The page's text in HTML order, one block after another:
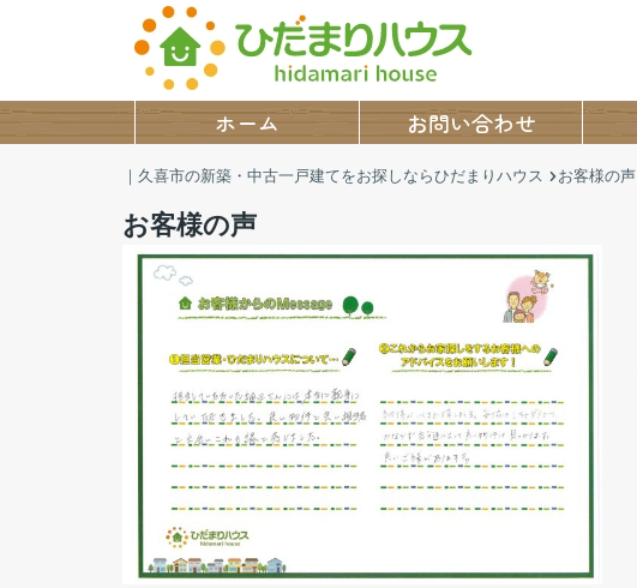
ホーム お問い合わせ
｜久喜市の新築・中古一戸建てをお探しならひだまりハウス お客様の声
お客様の声